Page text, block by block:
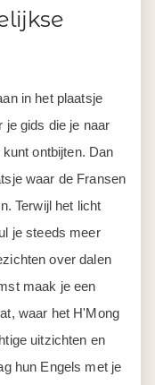
in het plaatsje
je gids die je naar
ontbijten. Dan
waar de Fransen
Terwijl het licht
je steeds meer
over dalen
maak je een
waar het H'Mong
uitzichten en
hun Engels met je